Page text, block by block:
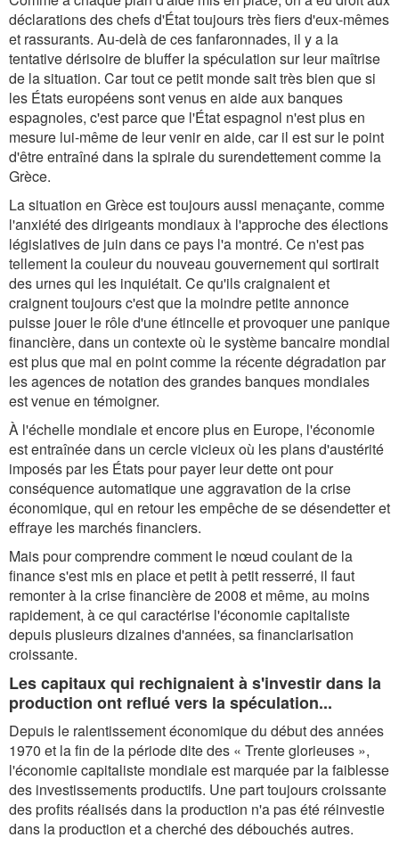
déclarations des chefs d'État toujours très fiers d'eux-mêmes
et rassurants. Au-delà de ces fanfaronnades, il y a la
tentative dérisoire de bluffer la spéculation sur leur maîtrise
de la situation. Car tout ce petit monde sait très bien que si
les États européens sont venus en aide aux banques
espagnoles, c'est parce que l'État espagnol n'est plus en
mesure lui-même de leur venir en aide, car il est sur le point
d'être entraîné dans la spirale du surendettement comme la
Grèce.
La situation en Grèce est toujours aussi menaçante, comme
l'anxiété des dirigeants mondiaux à l'approche des élections
législatives de juin dans ce pays l'a montré. Ce n'est pas
tellement la couleur du nouveau gouvernement qui sortirait
des urnes qui les inquiétait. Ce qu'ils craignaient et
craignent toujours c'est que la moindre petite annonce
puisse jouer le rôle d'une étincelle et provoquer une panique
financière, dans un contexte où le système bancaire mondial
est plus que mal en point comme la récente dégradation par
les agences de notation des grandes banques mondiales
est venue en témoigner.
À l'échelle mondiale et encore plus en Europe, l'économie
est entraînée dans un cercle vicieux où les plans d'austérité
imposés par les États pour payer leur dette ont pour
conséquence automatique une aggravation de la crise
économique, qui en retour les empêche de se désendetter et
effraye les marchés financiers.
Mais pour comprendre comment le nœud coulant de la
finance s'est mis en place et petit à petit resserré, il faut
remonter à la crise financière de 2008 et même, au moins
rapidement, à ce qui caractérise l'économie capitaliste
depuis plusieurs dizaines d'années, sa financiarisation
croissante.
Les capitaux qui rechignaient à s'investir dans la
production ont reflué vers la spéculation...
Depuis le ralentissement économique du début des années
1970 et la fin de la période dite des « Trente glorieuses »,
l'économie capitaliste mondiale est marquée par la faiblesse
des investissements productifs. Une part toujours croissante
des profits réalisés dans la production n'a pas été réinvestie
dans la production et a cherché des débouchés autres.